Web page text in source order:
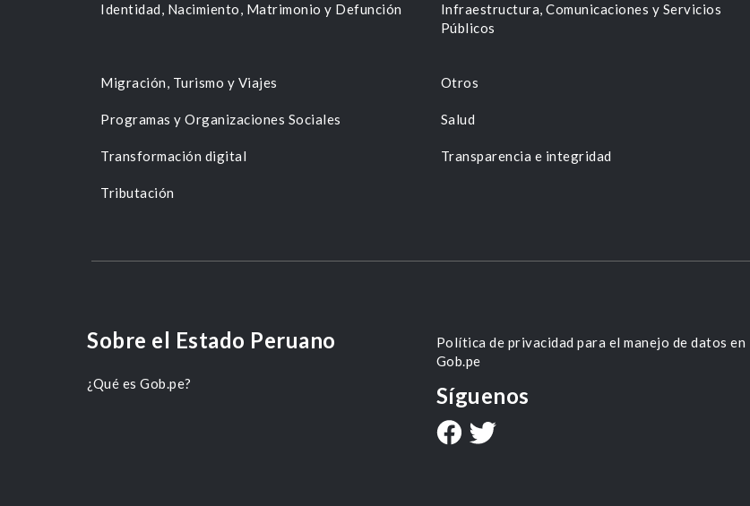
Identidad, Nacimiento, Matrimonio y Defunción
Infraestructura, Comunicaciones y Servicios
Públicos
Migración, Turismo y Viajes Otros
Programas y Organizaciones Sociales Salud
Transformación digital Transparencia e integridad
Tributación
Sobre el Estado Peruano
¿Qué es Gob.pe?
Política de privacidad para el manejo de datos en
Gob.pe
Síguenos